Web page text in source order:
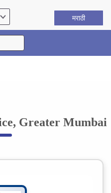
मराठी
Greater Mumbai